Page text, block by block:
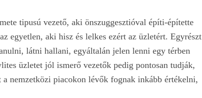
tipusú vezető, aki önszuggesztióval építi-építette
egyetlen, aki hisz és lelkes ezért az üzletért. Egyrészt
látni hallani, egyáltalán jelen lenni egy térben
üzletet jól ismerő vezetők pedig pontosan tudják,
nemzetközi piacokon lévők fognak inkább értékelni,